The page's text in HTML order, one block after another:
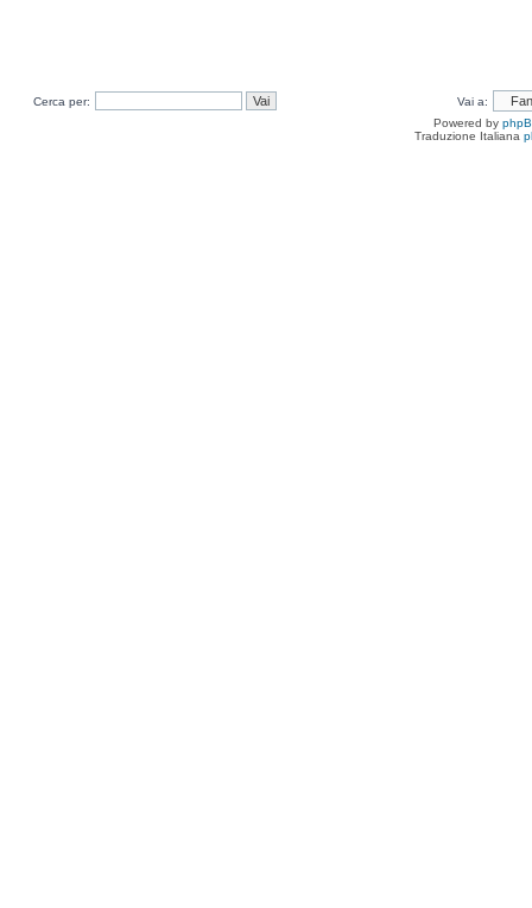
Cerca per:
Vai a:
Powered by
Traduzione Italiana